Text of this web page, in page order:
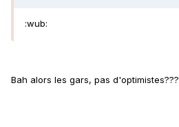
:wub:
Bah alors les gars, pas d'optimistes???